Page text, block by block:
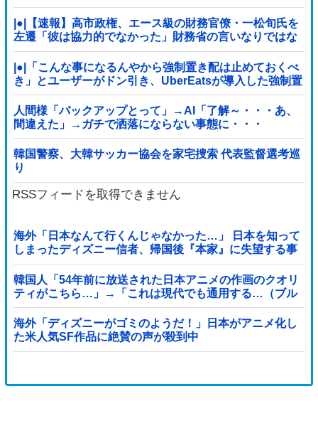
|●|【速報】高市政権、エース級の財務官僚・一松旬氏を
左遷「彼は協力的でなかった」財務省の言いなりではな
いことが判明
|●|「こんな事になるんやから強制置き配は止めておくべ
き」とユーザーがドン引き、UberEatsが導入した強制置
き配が起こしたのは……
人間様「バックアップとって」→AI「了解～・・・あ、
間違えた」→ガチで洒落にならない事態に・・・
韓国警察、大韓サッカー協会を家宅捜索 代表監督選考巡
り
RSSフィードを取得できません
海外「日本なんて行くんじゃなかった…」 日本を知って
しまったディズニー信者、帰国後『本家』に失望する事
態に
韓国人「54年前に放送された日本アニメの作画のクオリ
ティがこちら…」→「これは現代でも通用する…（ブル
ブル」＝韓国の反応
海外「ディズニーがゴミのようだ！」日本がアニメ化し
た米人気SF作品に絶賛の声が殺到中